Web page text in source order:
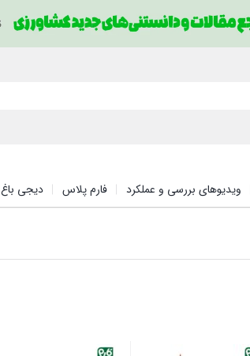
ویدیوهای بررسی و عملکرد فارم پلاس دیجی باغ